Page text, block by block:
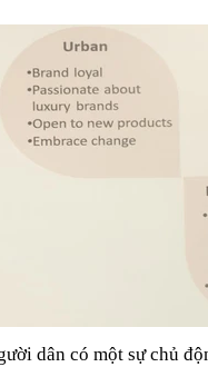
dân có một sự chủ